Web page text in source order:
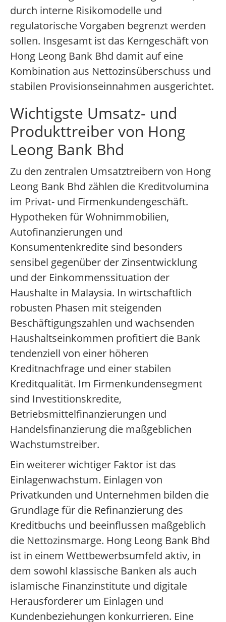
durch interne Risikomodelle und
regulatorische Vorgaben begrenzt werden
sollen. Insgesamt ist das Kerngeschäft von
Hong Leong Bank Bhd damit auf eine
Kombination aus Nettozinsüberschuss und
stabilen Provisionseinnahmen ausgerichtet.
Wichtigste Umsatz- und
Produkttreiber von Hong
Leong Bank Bhd
Zu den zentralen Umsatztreibern von Hong
Leong Bank Bhd zählen die Kreditvolumina
im Privat- und Firmenkundengeschäft.
Hypotheken für Wohnimmobilien,
Autofinanzierungen und
Konsumentenkredite sind besonders
sensibel gegenüber der Zinsentwicklung
und der Einkommenssituation der
Haushalte in Malaysia. In wirtschaftlich
robusten Phasen mit steigenden
Beschäftigungszahlen und wachsenden
Haushaltseinkommen profitiert die Bank
tendenziell von einer höheren
Kreditnachfrage und einer stabilen
Kreditqualität. Im Firmenkundensegment
sind Investitionskredite,
Betriebsmittelfinanzierungen und
Handelsfinanzierung die maßgeblichen
Wachstumstreiber.
Ein weiterer wichtiger Faktor ist das
Einlagenwachstum. Einlagen von
Privatkunden und Unternehmen bilden die
Grundlage für die Refinanzierung des
Kreditbuchs und beeinflussen maßgeblich
die Nettozinsmarge. Hong Leong Bank Bhd
ist in einem Wettbewerbsumfeld aktiv, in
dem sowohl klassische Banken als auch
islamische Finanzinstitute und digitale
Herausforderer um Einlagen und
Kundenbeziehungen konkurrieren. Eine